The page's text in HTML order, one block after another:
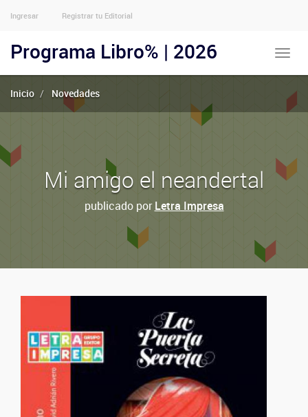
Menu
Usuarios
Anónimos
Ingresar Registrar tu Editorial
Toggle
Programa Libro% | 2026
Inicio Novedades
Mi amigo el neandertal
publicado porLetra Impresa